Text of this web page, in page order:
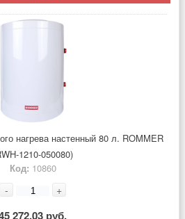
нагрева настенный 80 л. ROMMER
1210-050080)
Код: 10860
- +
272.03 руб.